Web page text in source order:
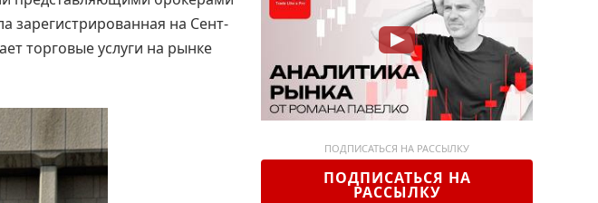
зарегистрированная на Сент-
торговые услуги на рынке
ПОДПИСАТЬСЯ НА РАССЫЛКУ
ПОДПИСАТЬСЯ НА
РАССЫЛКУ